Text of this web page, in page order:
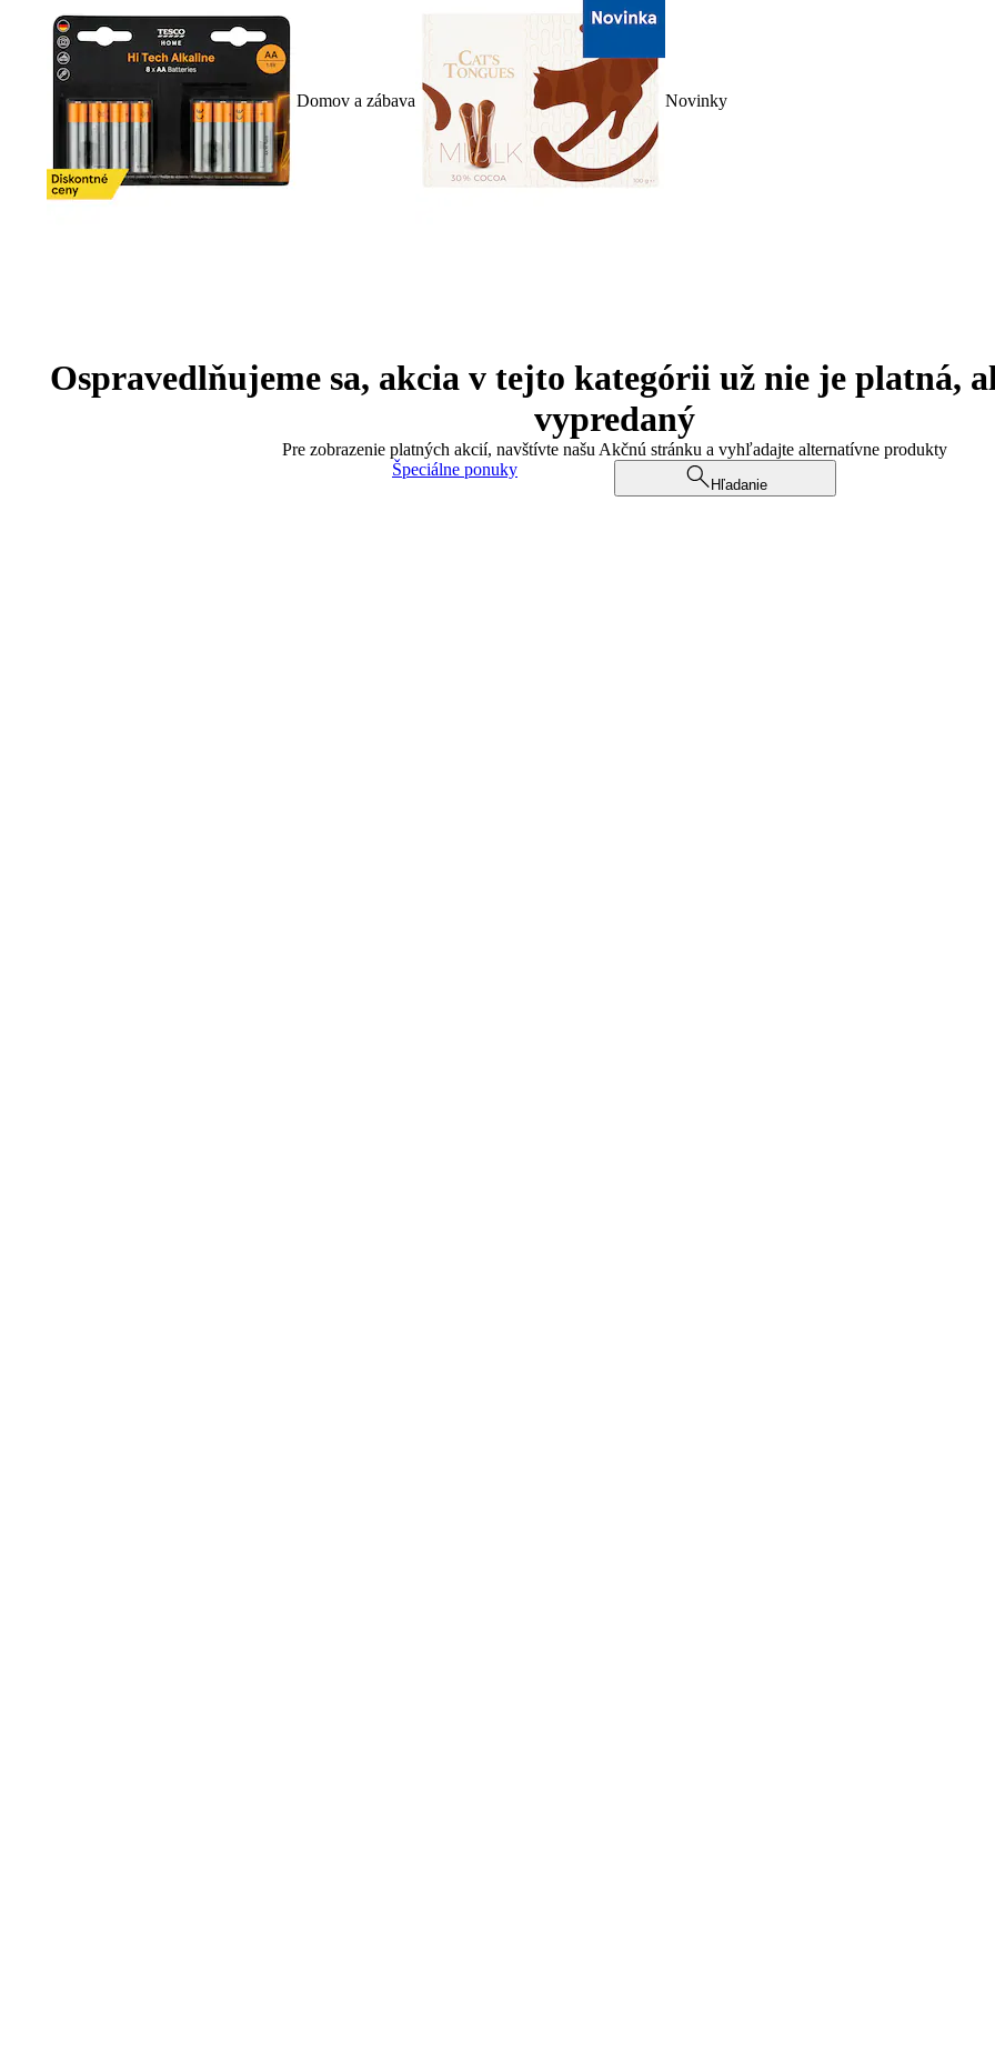
Domov a zábava Novinky
Ospravedlňujeme sa, akcia v tejto kategórii už nie je platná,
vypredaný
Pre zobrazenie platných akcií, navštívte našu Akčnú stránku a vyhľadajte alternatívne produkty
Špeciálne ponuky
Hľadanie